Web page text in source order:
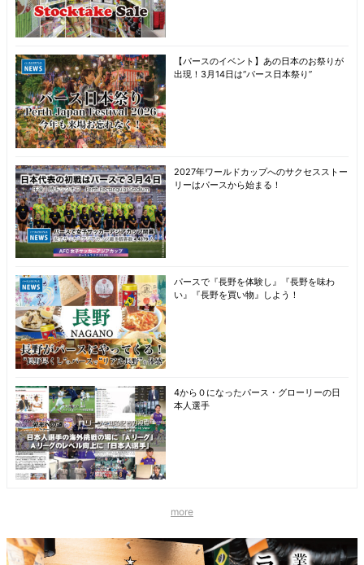
【パースのイベント】あの日本のお祭りが
出現！3月14日は“パース日本祭り”
2027年ワールドカップへのサクセスストー
リーはパースから始まる！
パースで『長野を体験し』『長野を味わ
い』『長野を買い物』しよう！
4から０になったパース・グローリーの日
本人選手
more